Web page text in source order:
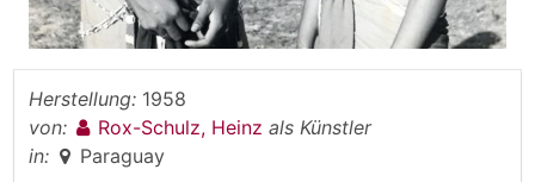
Herstellung: 1958
von:
Rox-Schulz, Heinz als Künstler
in:
Paraguay